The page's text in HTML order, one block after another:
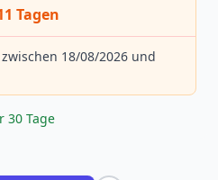
Tagen
18/08/2026 und
30 Tage